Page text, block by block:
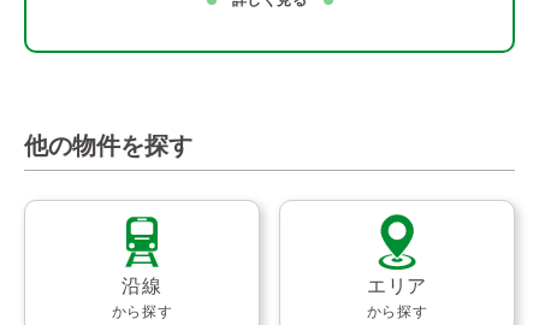
他の物件を探す
沿線
から探す
エリア
から探す